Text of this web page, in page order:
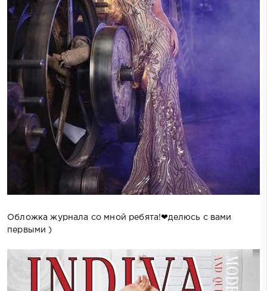
Обложка журнала со мной ребята!❤делюсь с вами
первыми )